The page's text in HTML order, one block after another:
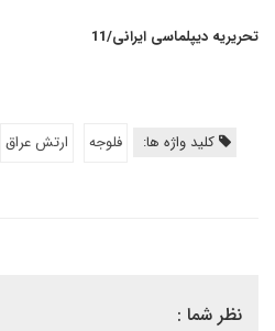
تحریریه دیپلماسی ایرانی/11
کلید واژه ها: فلوجه ارتش عراق
نظر شما :